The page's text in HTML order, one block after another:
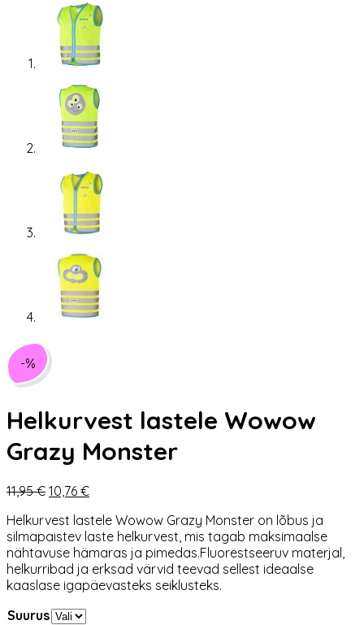
-%
Helkurvest lastele Wowow
Grazy Monster
11,95€ Algne
oli:
11,95 €.
10,76 €Praegune
on:
10,76 €.
Helkurvest lastele Wowow Grazy Monster on lõbus ja
silmapaistev laste helkurvest, mis tagab maksimaalse
nähtavuse hämaras ja pimedas.Fluorestseeruv materjal,
helkurribad ja erksad värvid teevad sellest ideaalse
kaaslase igapäevasteks seiklusteks.
Suurus